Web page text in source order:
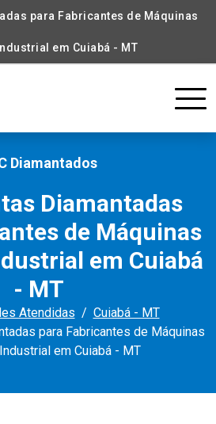
para Fabricantes de Máquinas
em Cuiabá - MT
Diamantados
Diamantadas
de Máquinas
em Cuiabá
- MT
Atendidas
Cuiabá - MT
para Fabricantes de Máquinas
em Cuiabá - MT